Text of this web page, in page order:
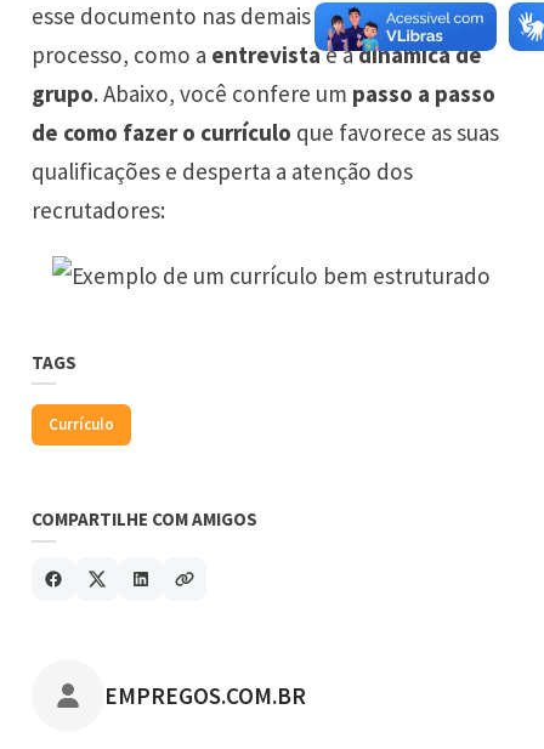
esse documento nas demais etapas do
processo, como a entrevistae adinâmica de
grupo. Abaixo, você confere um passo a passo
de como fazer o currículo que favorece as suas
qualificações e desperta a atenção dos
recrutadores:
TAGS
Currículo
COMPARTILHE COM AMIGOS
POSTADO POR
EMPREGOS.COM.BR